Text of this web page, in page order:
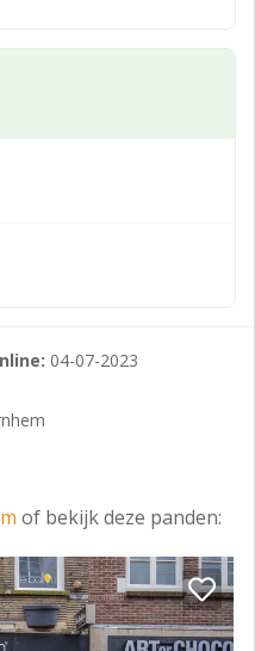
reeks “Alle
2012, aangevuld met
ten bedrage van 3
wordt door
losse interieurdelen;
opgeleverd.
van verhuurder.
04-07-2023
of bekijk deze panden: